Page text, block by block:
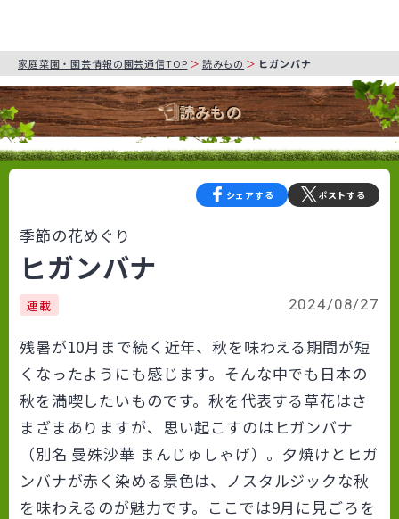
家庭菜園・園芸情報の園芸通信TOP 読みもの ヒガンバナ
読みもの
シェアする ポストする
季節の花めぐり
ヒガンバナ
連載 2024/08/27
残暑が10月まで続く近年、秋を味わえる期間が短
くなったようにも感じます。そんな中でも日本の
秋を満喫したいものです。秋を代表する草花はさ
まざまありますが、思い起こすのはヒガンバナ
（別名 曼殊沙華 まんじゅしゃげ）。夕焼けとヒガ
ンバナが赤く染める景色は、ノスタルジックな秋
を味わえるのが魅力です。ここでは9月に見ごろを